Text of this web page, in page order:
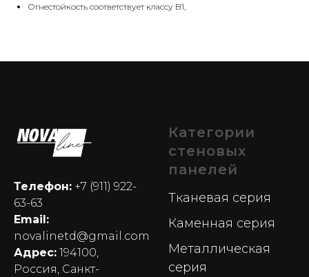
Огнестойкость соответствует классу B1,
Телефон: +7 (911) 922-
63-63
Email:
novalinetd@gmail.com
Адрес: 194100,
Россия, Санкт-
Категории
стеновых
панелей
Тканевая серия
Каменная серия
Металлическая
серия